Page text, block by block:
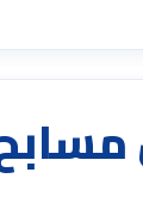
عزل